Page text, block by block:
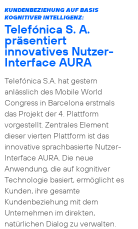
KUNDENBEZIEHUNG AUF BASIS
KOGNITIVER INTELLIGENZ:
Telefónica S. A.
präsentiert
innovatives Nutzer-
Interface AURA
Telefónica S.A. hat gestern
anlässlich des Mobile World
Congress in Barcelona erstmals
das Projekt der 4. Plattform
vorgestellt. Zentrales Element
dieser vierten Plattform ist das
innovative sprachbasierte Nutzer-
Interface AURA. Die neue
Anwendung, die auf kognitiver
Technologie basiert, ermöglicht es
Kunden, ihre gesamte
Kundenbeziehung mit dem
Unternehmen im direkten,
natürlichen Dialog zu verwalten.